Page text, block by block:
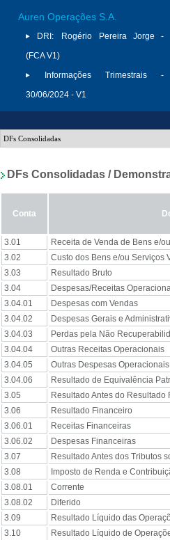
Auren Operações S.A.
DRI:
Rogério Pereira Jorge -
(FCA V1)
Informações Trimestrais -
30/06/2024 - V1